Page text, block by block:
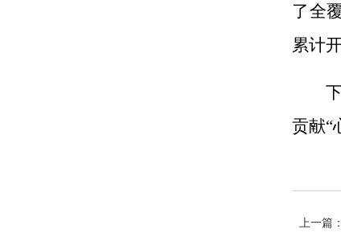
了全
累计
贡献“
上一